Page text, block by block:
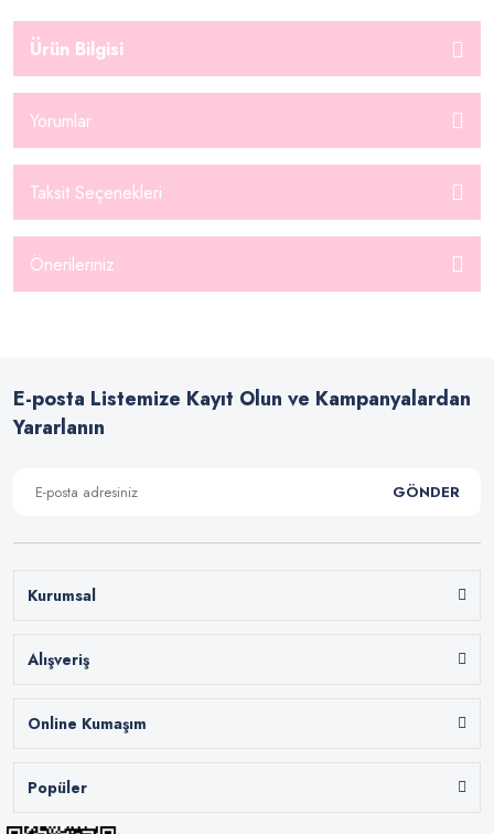
Ürün Bilgisi
Yorumlar
Taksit Seçenekleri
Önerileriniz
E-posta Listemize Kayıt Olun ve Kampanyalardan
Yararlanın
GÖNDER
Kurumsal
Alışveriş
Online Kumaşım
Popüler